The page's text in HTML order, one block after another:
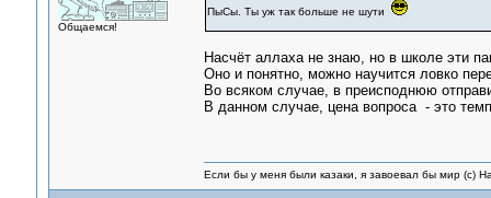
Общаемся!
ПыСы. Ты уж так больше не шути
Насчёт аллаха не знаю, но в школе эти
Оно и понятно, можно научится ловко
Во всяком случае, в преисподнюю
В данном случае, цена вопроса - это
Если бы у меня были казаки, я завоевал бы мир (с)